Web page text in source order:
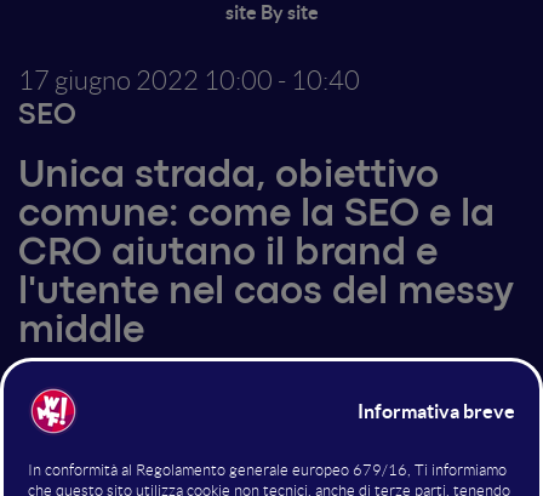
site By site
17 giugno 2022 10:00 - 10:40
SEO
Unica strada, obiettivo
comune: come la SEO e la
CRO aiutano il brand e
l'utente nel caos del messy
middle
In che modo, nel complesso modello decisionale del
"messy middle", si possono integrare SEO e CRO? Le
condividono lo stesso obiettivo: il facilitare la